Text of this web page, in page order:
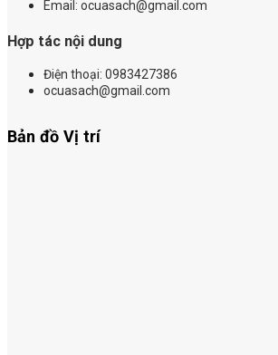
Email: ocuasach@gmail.com
Hợp tác nội dung
Điện thoại: 0983427386
ocuasach@gmail.com
Bản đồ Vị trí